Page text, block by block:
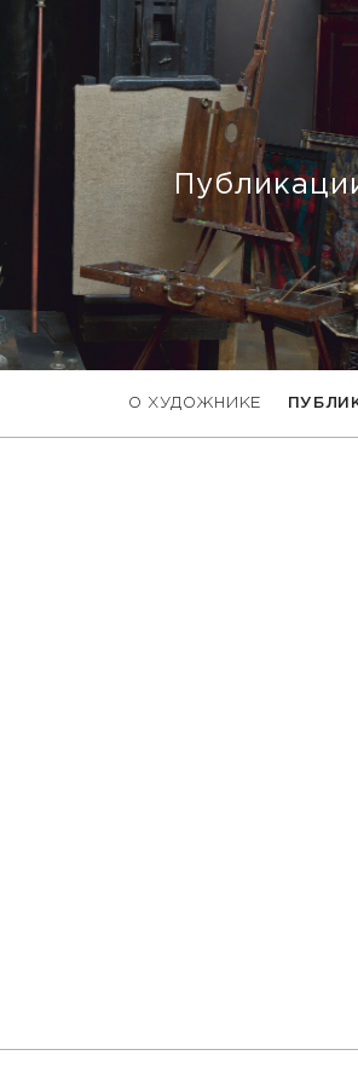
О ХУДОЖНИКЕ